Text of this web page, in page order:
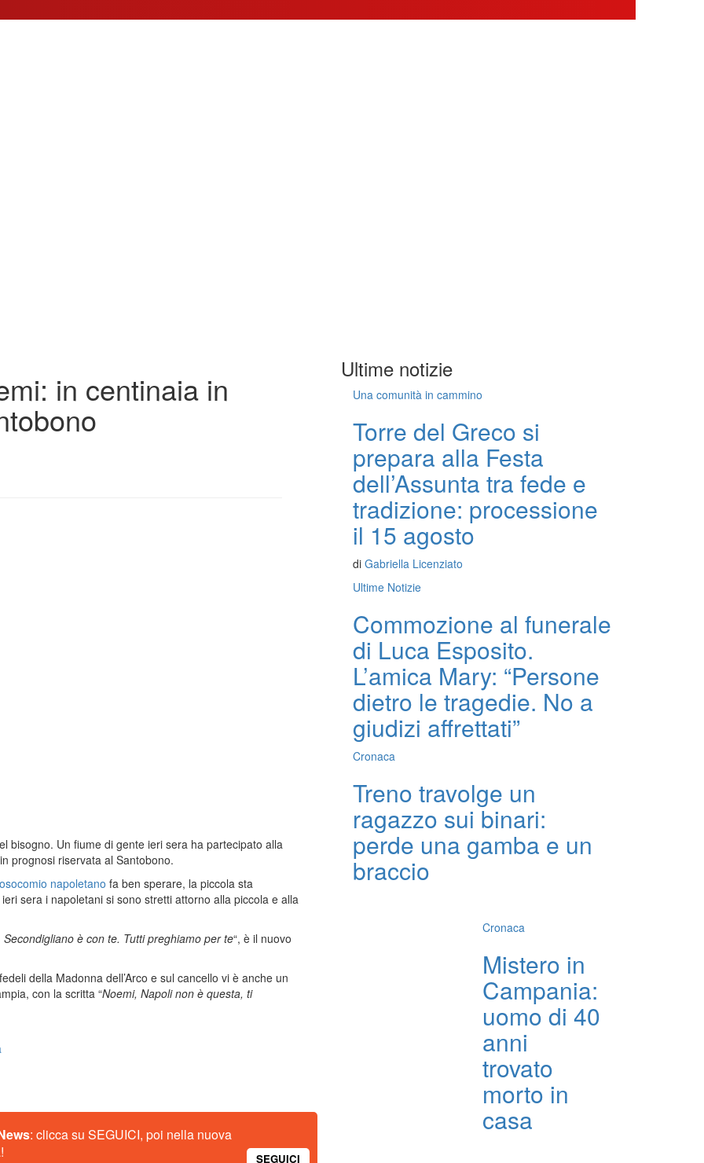
in centinaia in
bisogno. Un fiume di gente ieri sera ha partecipato alla
prognosi riservata al Santobono.
napoletano fa ben sperare, la piccola sta
sera i napoletani si sono stretti attorno alla piccola e alla
è con te. Tutti preghiamo per te“, è il nuovo
della Madonna dell’Arco e sul cancello vi è anche un
con la scritta “Noemi, Napoli non è questa, ti
: clicca su SEGUICI, poi nella nuova
SEGUICI
Ultime notizie
Una comunità in cammino
Torre del Greco si
prepara alla Festa
dell’Assunta tra fede e
tradizione: processione
il 15 agosto
di Gabriella Licenziato
Ultime Notizie
Commozione al funerale
di Luca Esposito.
L’amica Mary: “Persone
dietro le tragedie. No a
giudizi affrettati”
Cronaca
Treno travolge un
ragazzo sui binari:
perde una gamba e un
braccio
Cronaca
Mistero in
Campania:
uomo di 40
anni
trovato
morto in
casa